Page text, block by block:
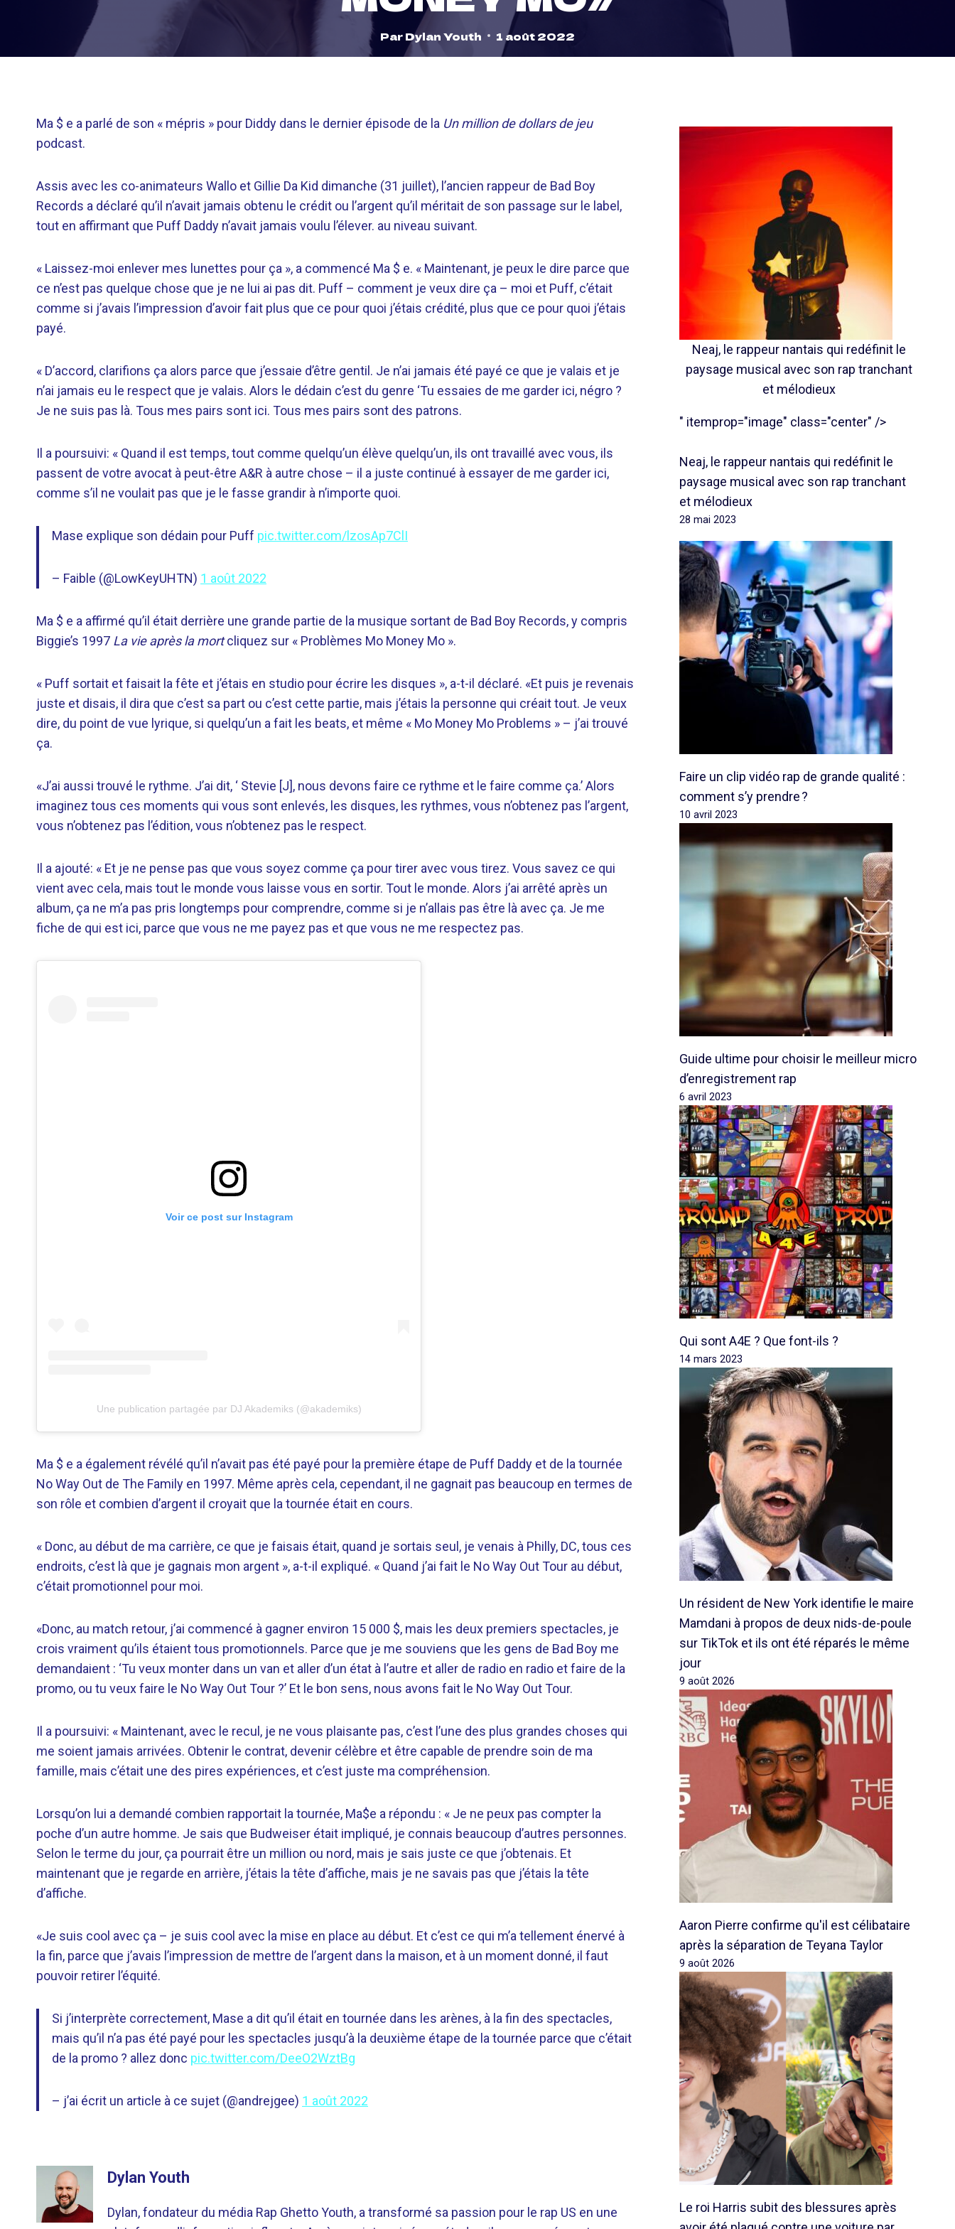
ParDylan Youth 1 août 2022
Ma $ e a parlé de son « mépris » pour Diddy dans le dernier épisode de la Un million de dollars de jeu
podcast.
Assis avec les co-animateurs Wallo et Gillie Da Kid dimanche (31 juillet), l’ancien rappeur de Bad Boy
Records a déclaré qu’il n’avait jamais obtenu le crédit ou l’argent qu’il méritait de son passage sur le label,
tout en affirmant que Puff Daddy n’avait jamais voulu l’élever. au niveau suivant.
« Laissez-moi enlever mes lunettes pour ça », a commencé Ma $ e. « Maintenant, je peux le dire parce que
ce n’est pas quelque chose que je ne lui ai pas dit. Puff – comment je veux dire ça – moi et Puff, c’était
comme si j’avais l’impression d’avoir fait plus que ce pour quoi j’étais crédité, plus que ce pour quoi j’étais
payé.
« D’accord, clarifions ça alors parce que j’essaie d’être gentil. Je n’ai jamais été payé ce que je valais et je
n’ai jamais eu le respect que je valais. Alors le dédain c’est du genre ‘Tu essaies de me garder ici, négro ?
Je ne suis pas là. Tous mes pairs sont ici. Tous mes pairs sont des patrons.
Il a poursuivi: « Quand il est temps, tout comme quelqu’un élève quelqu’un, ils ont travaillé avec vous, ils
passent de votre avocat à peut-être A&R à autre chose – il a juste continué à essayer de me garder ici,
comme s’il ne voulait pas que je le fasse grandir à n’importe quoi.
Mase explique son dédain pour Puff pic.twitter.com/lzosAp7ClI
– Faible (@LowKeyUHTN) 1 août 2022
Ma $ e a affirmé qu’il était derrière une grande partie de la musique sortant de Bad Boy Records, y compris
Biggie’s 1997 La vie après la mortcliquez sur « Problèmes Mo Money Mo ».
« Puff sortait et faisait la fête et j’étais en studio pour écrire les disques », a-t-il déclaré. «Et puis je revenais
juste et disais, il dira que c’est sa part ou c’est cette partie, mais j’étais la personne qui créait tout. Je veux
dire, du point de vue lyrique, si quelqu’un a fait les beats, et même « Mo Money Mo Problems » – j’ai trouvé
ça.
«J’ai aussi trouvé le rythme. J’ai dit, ‘ Stevie [J], nous devons faire ce rythme et le faire comme ça.’ Alors
imaginez tous ces moments qui vous sont enlevés, les disques, les rythmes, vous n’obtenez pas l’argent,
vous n’obtenez pas l’édition, vous n’obtenez pas le respect.
Il a ajouté: « Et je ne pense pas que vous soyez comme ça pour tirer avec vous tirez. Vous savez ce qui
vient avec cela, mais tout le monde vous laisse vous en sortir. Tout le monde. Alors j’ai arrêté après un
album, ça ne m’a pas pris longtemps pour comprendre, comme si je n’allais pas être là avec ça. Je me
fiche de qui est ici, parce que vous ne me payez pas et que vous ne me respectez pas.
Voir ce post sur Instagram
Une publication partagée par DJ Akademiks (@akademiks)
Ma $ e a également révélé qu’il n’avait pas été payé pour la première étape de Puff Daddy et de la tournée
No Way Out de The Family en 1997. Même après cela, cependant, il ne gagnait pas beaucoup en termes de
son rôle et combien d’argent il croyait que la tournée était en cours.
« Donc, au début de ma carrière, ce que je faisais était, quand je sortais seul, je venais à Philly, DC, tous ces
endroits, c’est là que je gagnais mon argent », a-t-il expliqué. « Quand j’ai fait le No Way Out Tour au début,
c’était promotionnel pour moi.
«Donc, au match retour, j’ai commencé à gagner environ 15 000 $, mais les deux premiers spectacles, je
crois vraiment qu’ils étaient tous promotionnels. Parce que je me souviens que les gens de Bad Boy me
demandaient : ‘Tu veux monter dans un van et aller d’un état à l’autre et aller de radio en radio et faire de la
promo, ou tu veux faire le No Way Out Tour ?’ Et le bon sens, nous avons fait le No Way Out Tour.
Il a poursuivi: « Maintenant, avec le recul, je ne vous plaisante pas, c’est l’une des plus grandes choses qui
me soient jamais arrivées. Obtenir le contrat, devenir célèbre et être capable de prendre soin de ma
famille, mais c’était une des pires expériences, et c’est juste ma compréhension.
Lorsqu’on lui a demandé combien rapportait la tournée, Ma$e a répondu : « Je ne peux pas compter la
poche d’un autre homme. Je sais que Budweiser était impliqué, je connais beaucoup d’autres personnes.
Selon le terme du jour, ça pourrait être un million ou nord, mais je sais juste ce que j’obtenais. Et
maintenant que je regarde en arrière, j’étais la tête d’affiche, mais je ne savais pas que j’étais la tête
d’affiche.
«Je suis cool avec ça – je suis cool avec la mise en place au début. Et c’est ce qui m’a tellement énervé à
la fin, parce que j’avais l’impression de mettre de l’argent dans la maison, et à un moment donné, il faut
pouvoir retirer l’équité.
Si j’interprète correctement, Mase a dit qu’il était en tournée dans les arènes, à la fin des spectacles,
mais qu’il n’a pas été payé pour les spectacles jusqu’à la deuxième étape de la tournée parce que c’était
de la promo ? allez donc pic.twitter.com/DeeO2WztBg
– j’ai écrit un article à ce sujet (@andrejgee) 1 août 2022
Dylan Youth
Dylan, fondateur du média Rap Ghetto Youth, a transformé sa passion pour le rap US en une
Neaj, le rappeur nantais qui redéfinit le
paysage musical avec son rap tranchant
et mélodieux
" itemprop="image" class="center" />
Neaj, le rappeur nantais qui redéfinit le
paysage musical avec son rap tranchant
et mélodieux
28 mai 2023
Faire un clip vidéo rap de grande qualité :
comment s’y prendre ?
10 avril 2023
Guide ultime pour choisir le meilleur micro
d’enregistrement rap
6 avril 2023
Qui sont A4E ? Que font-ils ?
14 mars 2023
Un résident de New York identifie le maire
Mamdani à propos de deux nids-de-poule
sur TikTok et ils ont été réparés le même
jour
9 août 2026
Aaron Pierre confirme qu'il est célibataire
après la séparation de Teyana Taylor
9 août 2026
Le roi Harris subit des blessures après